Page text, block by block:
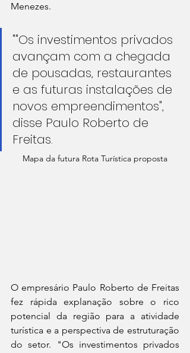
Menezes.
""Os investimentos privados
avançam com a chegada
de pousadas, restaurantes
e as futuras instalações de
novos empreendimentos",
disse Paulo Roberto de
Freitas.
Mapa da futura Rota Turística proposta
O empresário Paulo Roberto de Freitas
fez rápida explanação sobre o rico
potencial da região para a atividade
turística e a perspectiva de estruturação
do setor. "Os investimentos privados